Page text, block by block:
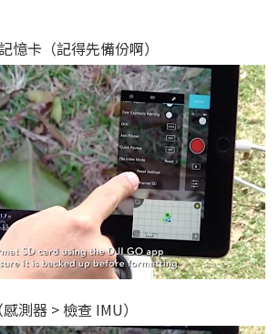
憶卡（記得先備份啊）
測器 > 檢查 IMU）